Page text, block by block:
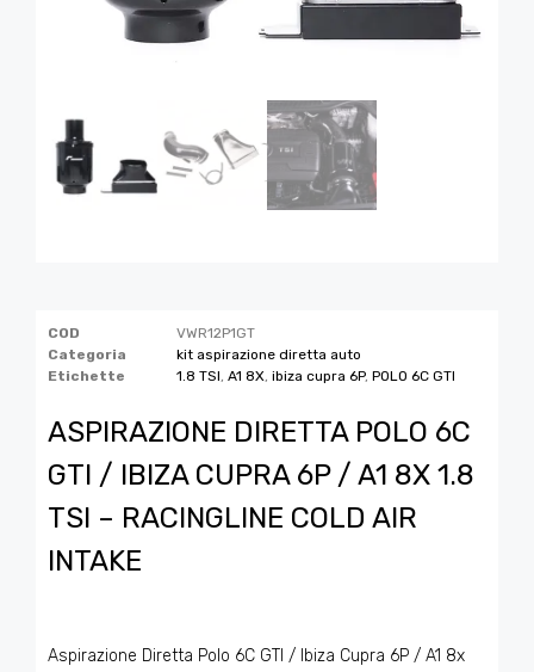
COD
VWR12P1GT
Categoria
kit aspirazione diretta auto
Etichette
1.8 TSI, A1 8X, ibiza cupra 6P, POLO 6C GTI
ASPIRAZIONE DIRETTA POLO 6C
GTI / IBIZA CUPRA 6P / A1 8X 1.8
TSI – RACINGLINE COLD AIR
INTAKE
Aspirazione Diretta Polo 6C GTI / Ibiza Cupra 6P / A1 8x